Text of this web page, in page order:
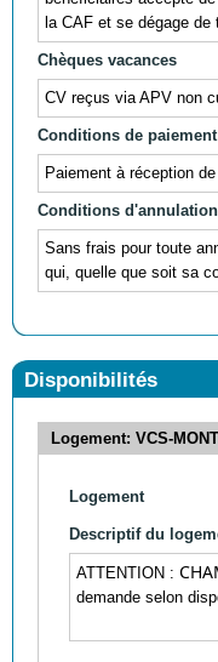
la CAF et se dégage de
Chèques vacances
CV reçus via APV non
Conditions de paiement
Paiement à réception
Conditions d'annulation
Sans frais pour toute
qui, quelle que soit sa
Disponibilités
Logement: VCS-
Logement
Descriptif du
ATTENTION :
demande selon